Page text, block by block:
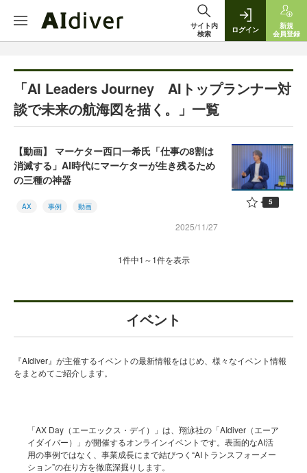
サイト内
検索
ログイン
新規
会員登録
「AI Leaders Journey AIトップランナー対
談で未来の航海図を描く。」一覧
【動画】 マーケター西口一希氏「仕事の8割は
消滅する」AI時代にマーケターが生き残るため
の三種の神器
AX 事例 動画
2025/11/27
5
1件中1～1件を表示
イベント
『AIdiver』が主催するイベントの最新情報をはじめ、様々なイベント情報
をまとめてご紹介します。
「AX Day（エーエックス・デイ）」は、翔泳社の「AIdiver（エーア
イダイバー）」が開催するオンラインイベントです。表面的なAI活
用の事例ではなく、事業成長にまで結びつく“AIトランスフォーメー
ション”の在り方を徹底深掘りします。